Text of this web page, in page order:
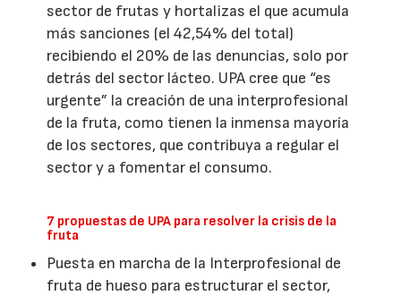
sector de frutas y hortalizas el que acumula
más sanciones (el 42,54% del total)
recibiendo el 20% de las denuncias, solo por
detrás del sector lácteo. UPA cree que “es
urgente” la creación de una interprofesional
de la fruta, como tienen la inmensa mayoría
de los sectores, que contribuya a regular el
sector y a fomentar el consumo.
7 propuestas de UPA para resolver la crisis de la
fruta
Puesta en marcha de la Interprofesional de
fruta de hueso para estructurar el sector,